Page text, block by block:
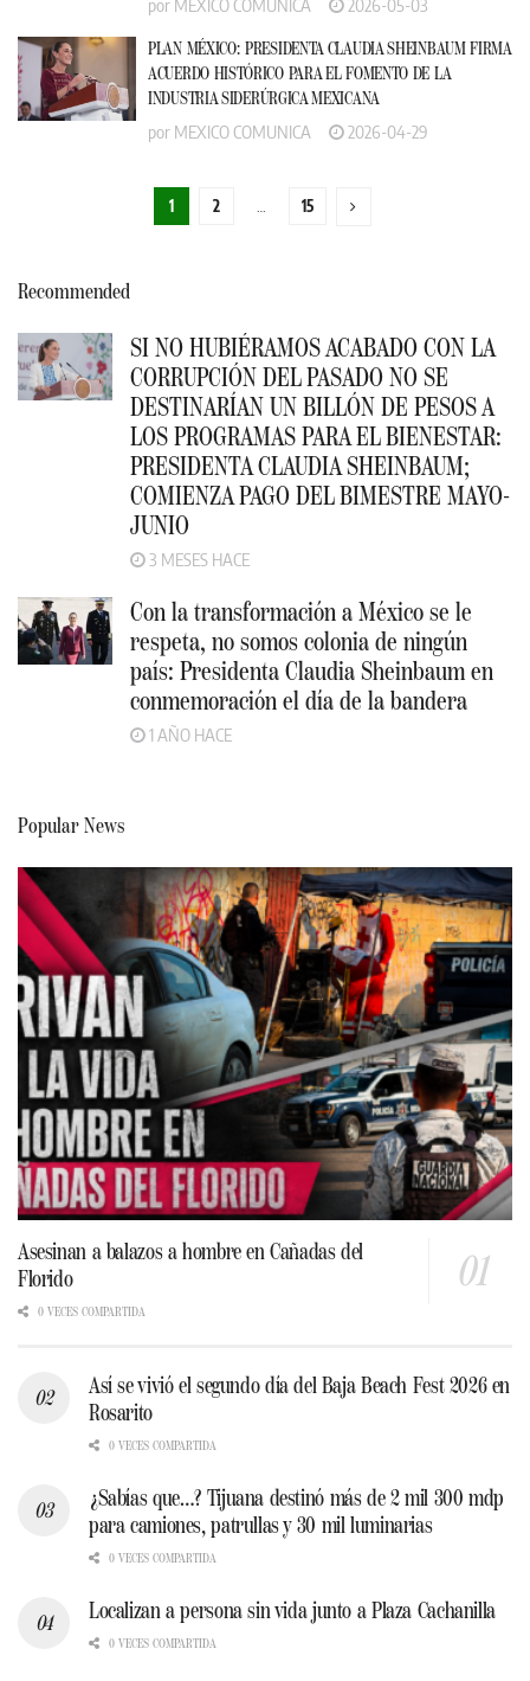
PLAN MÉXICO: PRESIDENTA CLAUDIA SHEINBAUM FIRMA
ACUERDO HISTÓRICO PARA EL FOMENTO DE LA
INDUSTRIA SIDERÚRGICA MEXICANA
por MEXICO COMUNICA 2026-04-29
1 2 15
Recommended
SI NO HUBIÉRAMOS ACABADO CON LA
CORRUPCIÓN DEL PASADO NO SE
DESTINARÍAN UN BILLÓN DE PESOS A
LOS PROGRAMAS PARA EL BIENESTAR:
PRESIDENTA CLAUDIA SHEINBAUM;
COMIENZA PAGO DEL BIMESTRE MAYO-
JUNIO
3 MESES HACE
Con la transformación a México se le
respeta, no somos colonia de ningún
país: Presidenta Claudia Sheinbaum en
conmemoración el día de la bandera
1 AÑO HACE
Popular News
Asesinan a balazos a hombre en Cañadas del
Florido
0 VECES COMPARTIDA
Así se vivió el segundo día del Baja Beach Fest 2026 en
Rosarito
0 VECES COMPARTIDA
¿Sabías que…? Tijuana destinó más de 2 mil 300 mdp
para camiones, patrullas y 30 mil luminarias
0 VECES COMPARTIDA
Localizan a persona sin vida junto a Plaza Cachanilla
0 VECES COMPARTIDA